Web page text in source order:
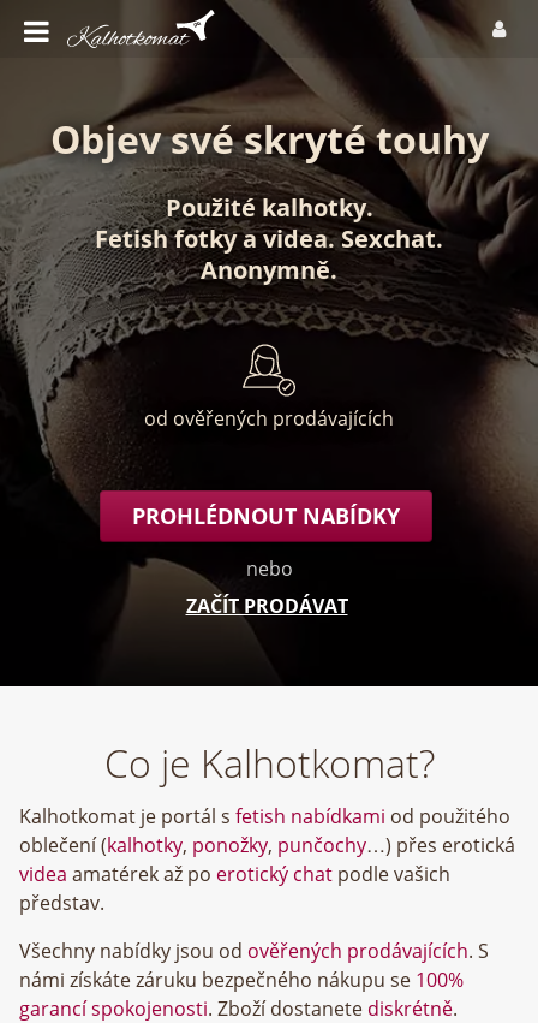
Objev své skryté touhy
Použité kalhotky.
Fetish fotkyavidea.Sexchat.
Anonymně.
od ověřených prodávajících
PROHLÉDNOUT NABÍDKY
nebo
ZAČÍT PRODÁVAT
Co je Kalhotkomat?
Kalhotkomat je portál s fetish nabídkami od použitého
oblečení (kalhotky, ponožky, punčochy…) přes erotická
videa amatérek až po erotický chat podle vašich
představ.
Všechny nabídky jsou od ověřených prodávajících. S
námi získáte záruku bezpečného nákupu se 100%
garancí spokojenosti. Zboží dostanete diskrétně.